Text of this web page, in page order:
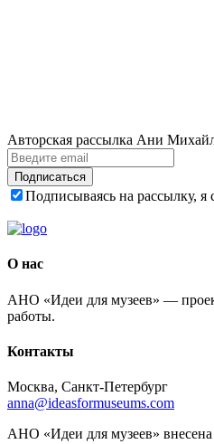
Авторская рассылка Ани
Подписаться
Подписываясь на рассылку, я
О нас
АНО «Идеи для музеев» —
работы.
Контакты
Москва, Санкт-Петербург
anna@ideasformuseums.com
АНО «Идеи для музеев»